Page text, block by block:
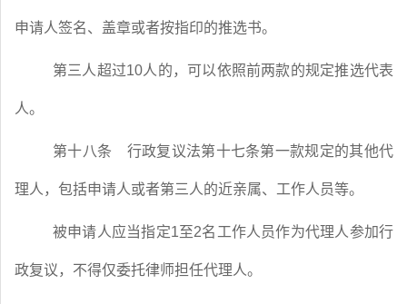
申请人签名、盖章或者按指印的推选书。
第三人超过10人的，可以依照前两款的规定推选代表
人。
第十八条 行政复议法第十七条第一款规定的其他代
理人，包括申请人或者第三人的近亲属、工作人员等。
被申请人应当指定1至2名工作人员作为代理人参加行
政复议，不得仅委托律师担任代理人。